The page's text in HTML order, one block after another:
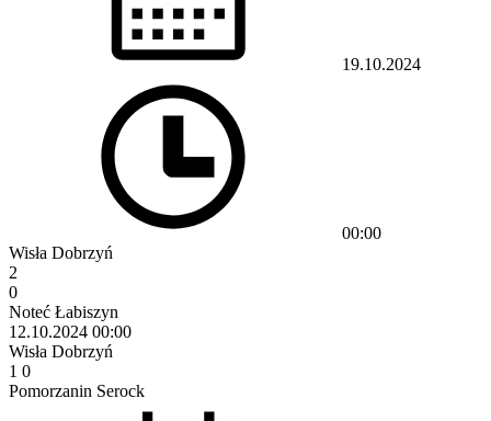
19.10.2024
00:00
Wisła Dobrzyń
2
0
Noteć Łabiszyn
12.10.2024 00:00
Wisła Dobrzyń
1 0
Pomorzanin Serock